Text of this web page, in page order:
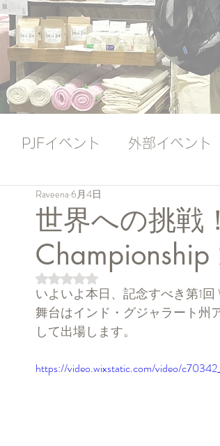
PJFイベント 外部イベント
ナレッジバンク
世界への挑戦
Raveena 6月4日
5つ星のうちNaNと評価されていま
いよいよ本日、記念すべき第1回
舞台はインド・グジャラート州
して出場します。
https://video.wixstatic.com/video/